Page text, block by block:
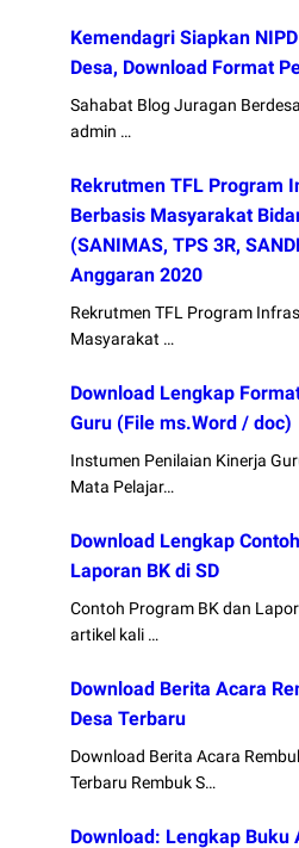
Kemendagri Siapkan
Desa, Download Format
Sahabat Blog Juragan
admin …
Rekrutmen TFL Program
Berbasis Masyarakat
(SANIMAS, TPS 3R,
Anggaran 2020
Rekrutmen TFL Program
Masyarakat …
Download Lengkap
Guru (File ms.Word / doc)
Instumen Penilaian Kinerja
Mata Pelajar…
Download Lengkap
Laporan BK di SD
Contoh Program BK dan
artikel kali …
Download Berita Acara
Desa Terbaru
Download Berita Acara
Terbaru Rembuk S…
Download: Lengkap Buku